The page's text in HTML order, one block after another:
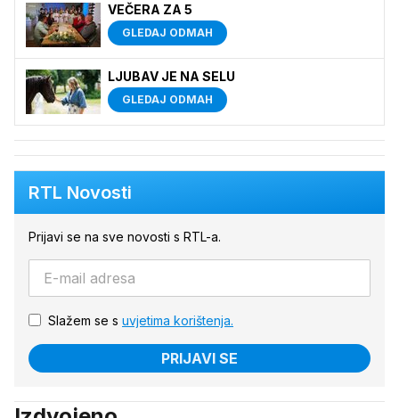
VEČERA ZA 5
GLEDAJ ODMAH
LJUBAV JE NA SELU
GLEDAJ ODMAH
RTL Novosti
Prijavi se na sve novosti s RTL-a.
Slažem se s uvjetima korištenja.
PRIJAVI SE